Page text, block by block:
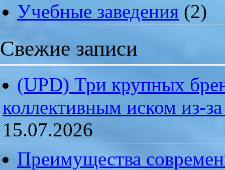
Учебные заведения (2)
Свежие записи
(UPD) Три крупных
коллективным иском из-
15.07.2026
Преимущества